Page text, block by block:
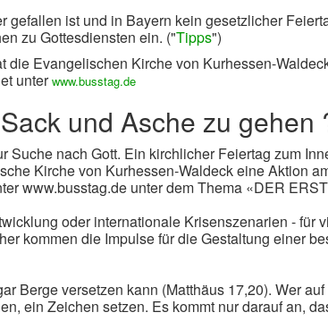
gefallen ist und in Bayern kein gesetzlicher
zu Gottesdiensten ein. ("Tipps")
Evangelischen Kirche von Kurhessen-
unterwww.busstag.de
und Asche zu gehen
Suche nach Gott. Ein kirchlicher Feiertag zum
Kirche von Kurhessen-Waldeck eine Aktion
www.busstag.de unter dem Thema «DER
oder internationale Krisenszenarien - für
kommen die Impulse für die Gestaltung einer
Berge versetzen kann (Matthäus 17,20). Wer
ein Zeichen setzen. Es kommt nur darauf an,